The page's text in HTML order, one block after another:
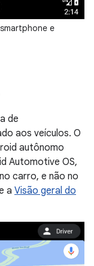
e
de
aos veículos. O
autônomo
Automotive OS,
carro, e não no
a Visão geral do